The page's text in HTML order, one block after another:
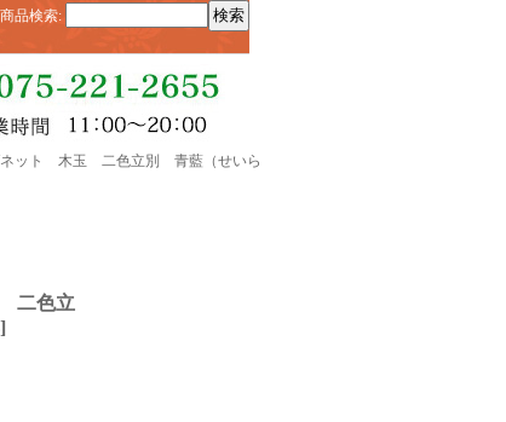
ット 木玉 二色立別 青藍（せいら
商品検索:
二色立
]